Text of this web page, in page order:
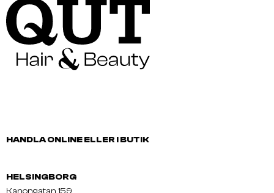
HANDLA ONLINE ELLER I BUTIK
HELSINGBORG